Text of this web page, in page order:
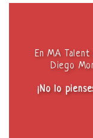
En MA
Diego
¡No lo